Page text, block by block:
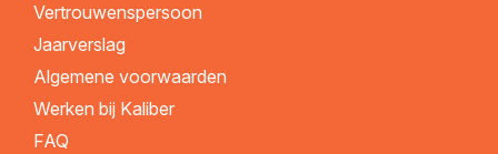
Vertrouwenspersoon
Jaarverslag
Algemene voorwaarden
Werken bij Kaliber
FAQ